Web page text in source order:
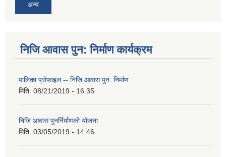
अन्य
निजि आवास पुन: निर्माण कार्यक्रम
पालिका प्राेफाइल -- निजि आवास पुन: निर्माण
मिति: 08/21/2019 - 16:35
निजि आवास पुनर्निर्माणको योजना
मिति: 03/05/2019 - 14:46